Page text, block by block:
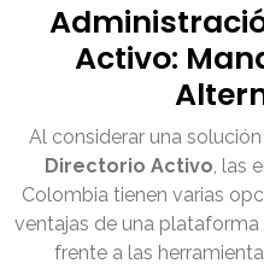
Activo:
Al considerar una
Directorio Activo, las
Colombia tienen varias
ventajas de una
frente a las